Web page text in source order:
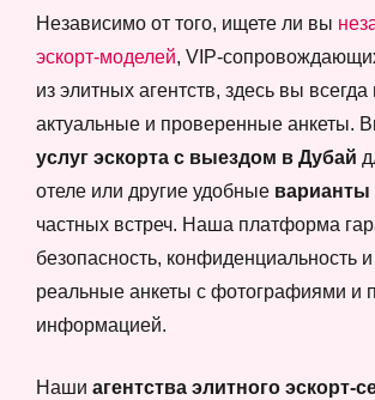
Независимо от того, ищете ли вы
эскорт-моделей, VIP-
из элитных агентств, здесь вы всегда
актуальные и проверенные анкеты.
услуг эскорта с выездом в Дубай
отеле или другие удобные варианты
частных встреч. Наша платформа
безопасность, конфиденциальность и
реальные анкеты с фотографиями и
информацией.
Наши агентства элитного эскорт-